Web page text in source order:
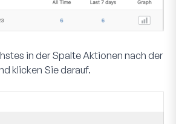
in der SpalteAktionen nach der
klicken Sie darauf.